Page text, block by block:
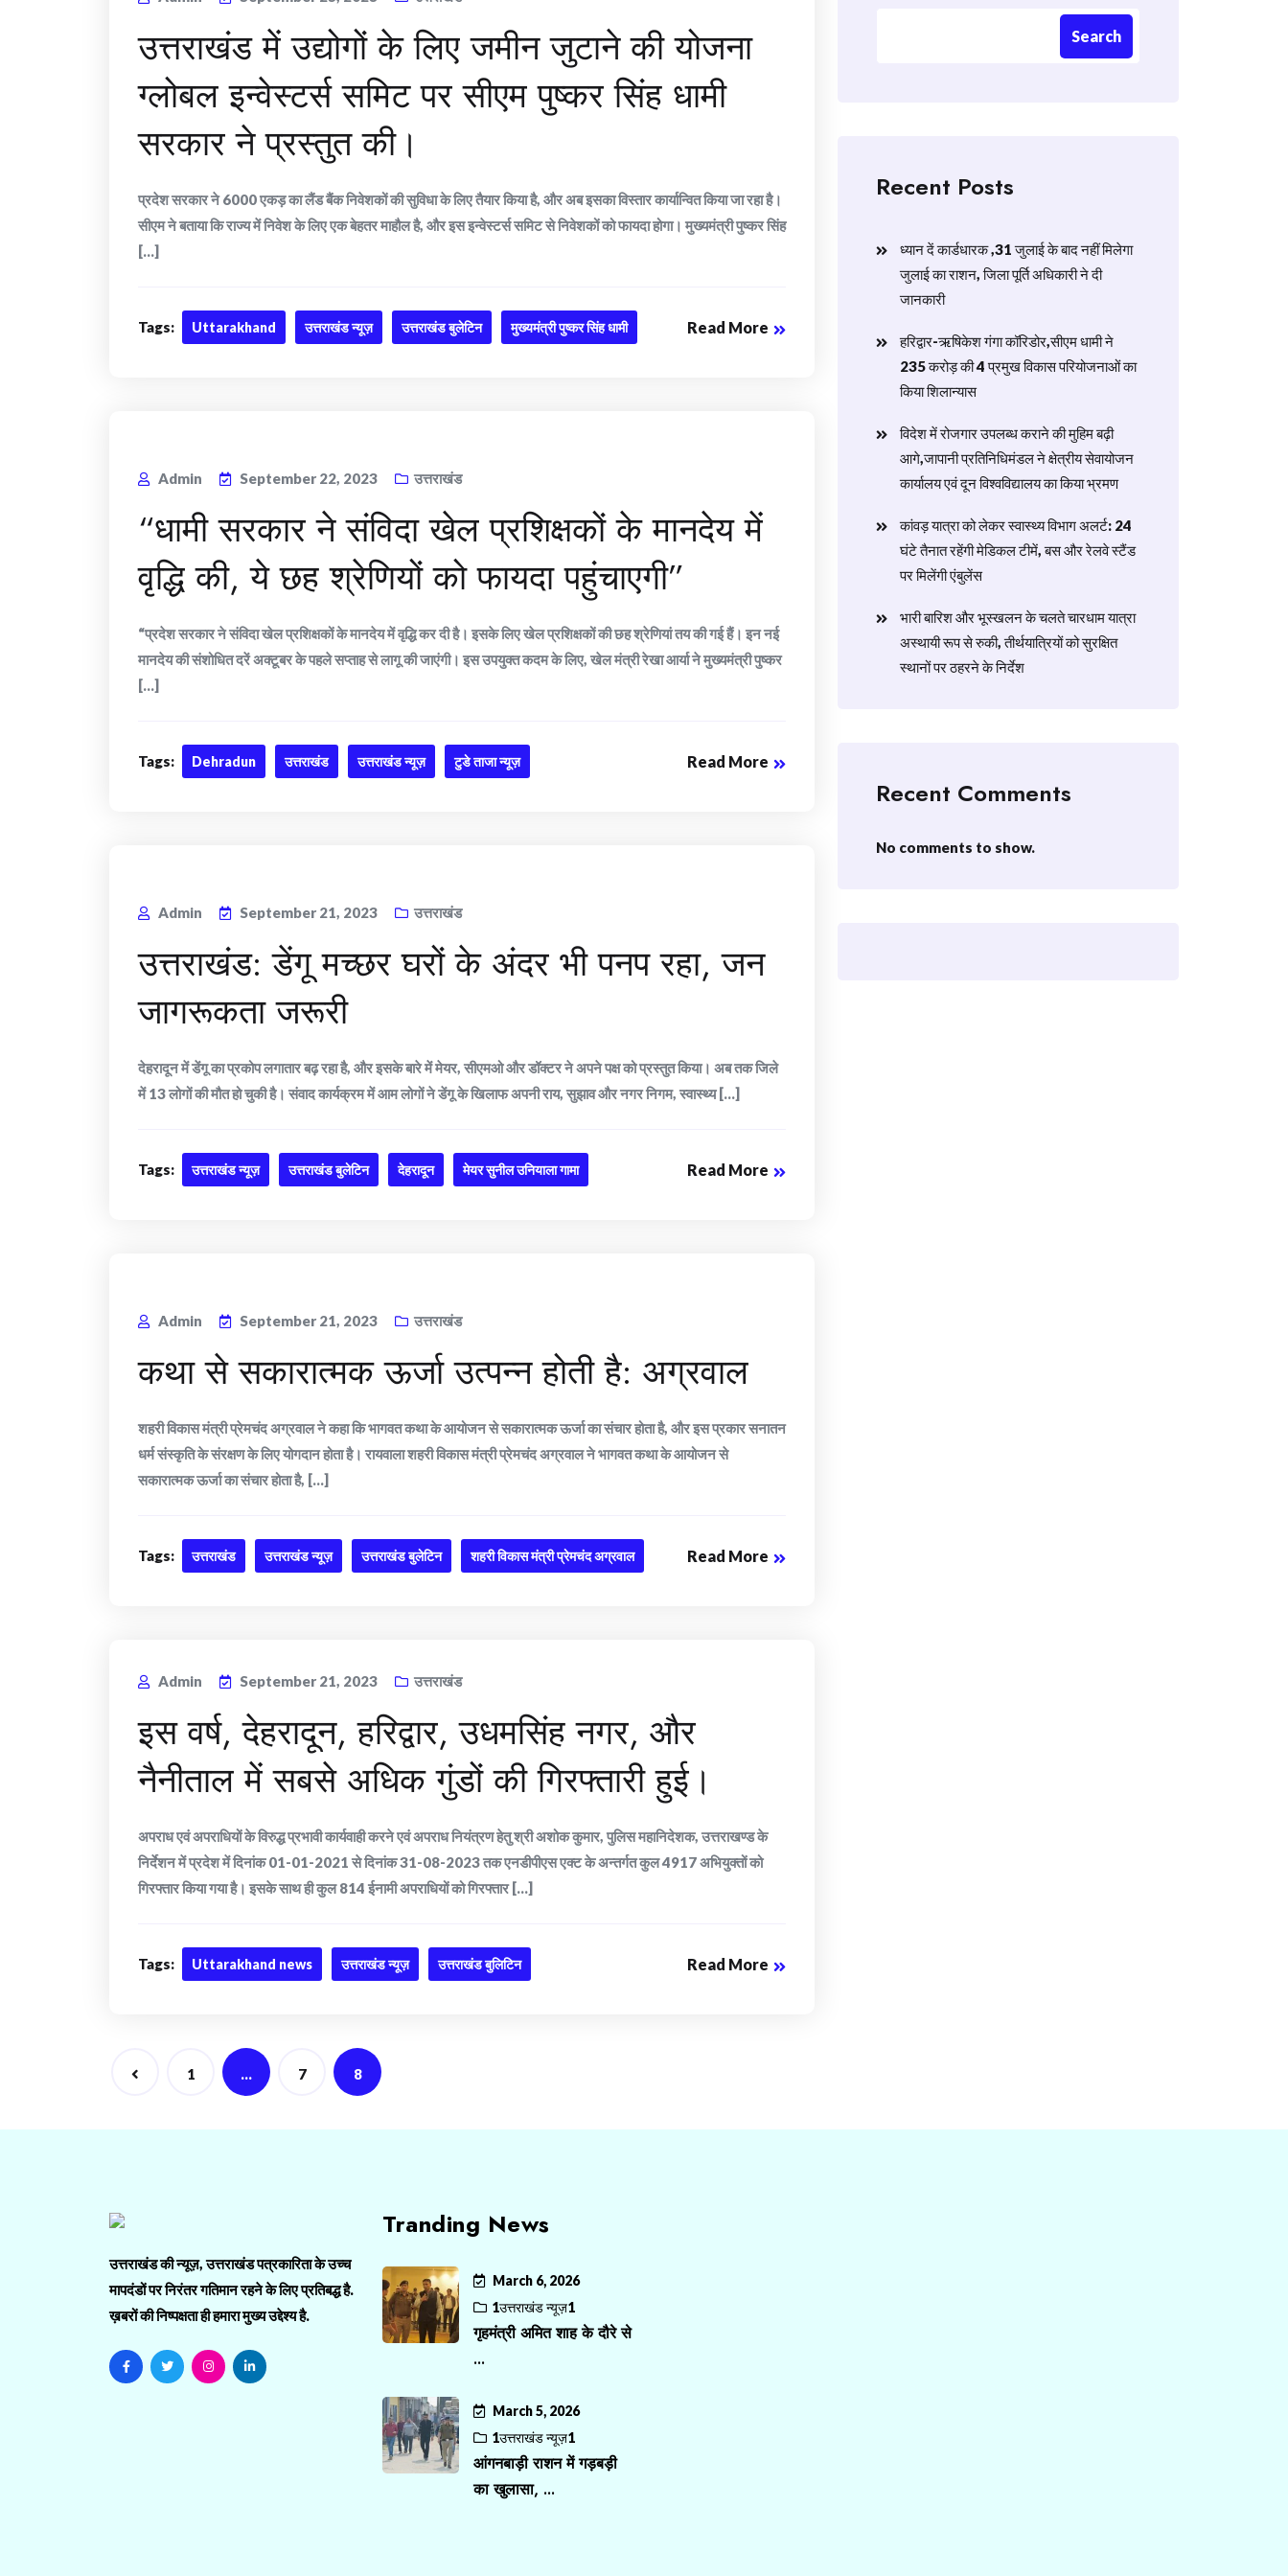
उत्तराखंड में उद्योगों के लिए जमीन जुटाने की योजना
ग्लोबल इन्वेस्टर्स समिट पर सीएम पुष्कर सिंह धामी
सरकार ने प्रस्तुत की।
प्रदेश सरकार ने 6000 एकड़ का लैंड बैंक निवेशकों की सुविधा के लिए तैयार किया है, और अब इसका विस्तार कार्यान्वित किया जा रहा है।
सीएम ने बताया कि राज्य में निवेश के लिए एक बेहतर माहौल है, और इस इन्वेस्टर्स समिट से निवेशकों को फायदा होगा। मुख्यमंत्री पुष्कर सिंह
[...]
Tags: Uttarakhand उत्तराखंड न्यूज़ उत्तराखंड बुलेटिन मुख्यमंत्री पुष्कर सिंह धामी Read More
Admin September 22, 2023 उत्तराखंड
“धामी सरकार ने संविदा खेल प्रशिक्षकों के मानदेय में
वृद्धि की, ये छह श्रेणियों को फायदा पहुंचाएगी”
“प्रदेश सरकार ने संविदा खेल प्रशिक्षकों के मानदेय में वृद्धि कर दी है। इसके लिए खेल प्रशिक्षकों की छह श्रेणियां तय की गई हैं। इन नई
मानदेय की संशोधित दरें अक्टूबर के पहले सप्ताह से लागू की जाएंगी। इस उपयुक्त कदम के लिए, खेल मंत्री रेखा आर्या ने मुख्यमंत्री पुष्कर
[...]
Tags: Dehradun उत्तराखंड उत्तराखंड न्यूज़ टुडे ताजा न्यूज़ Read More
Admin September 21, 2023 उत्तराखंड
उत्तराखंड: डेंगू मच्छर घरों के अंदर भी पनप रहा, जन
जागरूकता जरूरी
देहरादून में डेंगू का प्रकोप लगातार बढ़ रहा है, और इसके बारे में मेयर, सीएमओ और डॉक्टर ने अपने पक्ष को प्रस्तुत किया। अब तक जिले
में 13 लोगों की मौत हो चुकी है। संवाद कार्यक्रम में आम लोगों ने डेंगू के खिलाफ अपनी राय, सुझाव और नगर निगम, स्वास्थ्य [...]
Tags: उत्तराखंड न्यूज़ उत्तराखंड बुलेटिन देहरादून मेयर सुनील उनियाला गामा Read More
Admin September 21, 2023 उत्तराखंड
कथा से सकारात्मक ऊर्जा उत्पन्न होती है: अग्रवाल
शहरी विकास मंत्री प्रेमचंद अग्रवाल ने कहा कि भागवत कथा के आयोजन से सकारात्मक ऊर्जा का संचार होता है, और इस प्रकार सनातन
धर्म संस्कृति के संरक्षण के लिए योगदान होता है। रायवाला शहरी विकास मंत्री प्रेमचंद अग्रवाल ने भागवत कथा के आयोजन से
सकारात्मक ऊर्जा का संचार होता है, [...]
Tags: उत्तराखंड उत्तराखंड न्यूज़ उत्तराखंड बुलेटिन शहरी विकास मंत्री प्रेमचंद अग्रवाल Read More
Admin September 21, 2023 उत्तराखंड
इस वर्ष, देहरादून, हरिद्वार, उधमसिंह नगर, और
नैनीताल में सबसे अधिक गुंडों की गिरफ्तारी हुई।
अपराध एवं अपराधियों के विरुद्ध प्रभावी कार्यवाही करने एवं अपराध नियंत्रण हेतु श्री अशोक कुमार, पुलिस महानिदेशक, उत्तराखण्ड के
निर्देशन में प्रदेश में दिनांक 01-01-2021 से दिनांक 31-08-2023 तक एनडीपीएस एक्ट के अन्तर्गत कुल 4917 अभियुक्तों को
गिरफ्तार किया गया है। इसके साथ ही कुल 814 ईनामी अपराधियों को गिरफ्तार [...]
Tags: Uttarakhand news उत्तराखंड न्यूज़ उत्तराखंड बुलिटिन Read More
Posts
navigation
1 … 7 8
Search
Recent Posts
ध्यान दें कार्डधारक ,31 जुलाई के बाद नहीं मिलेगा
जुलाई का राशन, जिला पूर्ति अधिकारी ने दी
जानकारी
हरिद्वार-ऋषिकेश गंगा कॉरिडोर,सीएम धामी ने
235 करोड़ की 4 प्रमुख विकास परियोजनाओं का
किया शिलान्यास
विदेश में रोजगार उपलब्ध कराने की मुहिम बढ़ी
आगे,जापानी प्रतिनिधिमंडल ने क्षेत्रीय सेवायोजन
कार्यालय एवं दून विश्वविद्यालय का किया भ्रमण
​कांवड़ यात्रा को लेकर स्वास्थ्य विभाग अलर्ट: 24
घंटे तैनात रहेंगी मेडिकल टीमें, बस और रेलवे स्टैंड
पर मिलेंगी एंबुलेंस
​भारी बारिश और भूस्खलन के चलते चारधाम यात्रा
अस्थायी रूप से रुकी, तीर्थयात्रियों को सुरक्षित
स्थानों पर ठहरने के निर्देश
Recent Comments
No comments to show.
उत्तराखंड की न्यूज़, उत्तराखंड पत्रकारिता के उच्च
मापदंडों पर निरंतर गतिमान रहने के लिए प्रतिबद्ध है.
ख़बरों की निष्पक्षता ही हमारा मुख्य उद्देश्य है.
Tranding News
March 6, 2026
1उत्तराखंड न्यूज़1
गृहमंत्री अमित शाह के दौरे से
...
March 5, 2026
1उत्तराखंड न्यूज़1
आंगनबाड़ी राशन में गड़बड़ी
का खुलासा, ...